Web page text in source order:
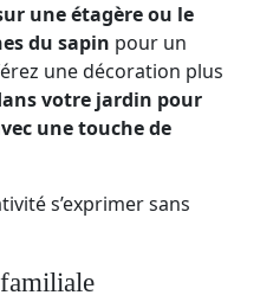
une étagère ou le
du sapin pour un
une décoration plus
votre jardin pour
une touche de
s’exprimer sans